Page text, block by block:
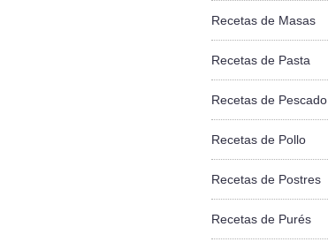
Recetas de Masas
Recetas de Pasta
Recetas de Pescado
Recetas de Pollo
Recetas de Postres
Recetas de Purés